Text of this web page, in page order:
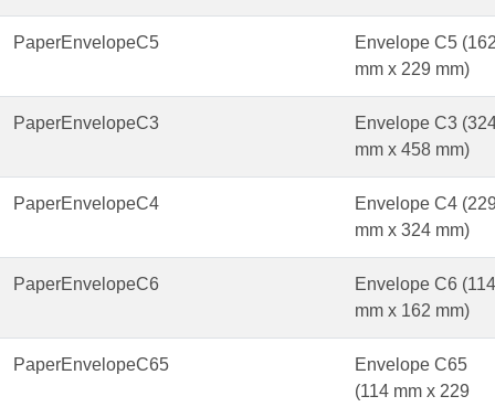
PaperEnvelopeC5
Envelope C5
mm x 229 mm)
PaperEnvelopeC3
Envelope C3
mm x 458 mm)
PaperEnvelopeC4
Envelope C4
mm x 324 mm)
PaperEnvelopeC6
Envelope C6 (114
mm x 162 mm)
PaperEnvelopeC65
Envelope C65
(114 mm x 229